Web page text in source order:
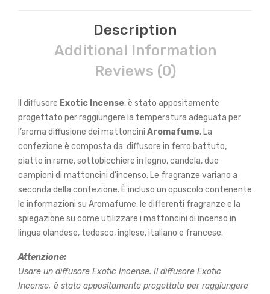
Description
Additional Information
Reviews (0)
Il diffusore Exotic Incense, è stato appositamente
progettato per raggiungere la temperatura adeguata per
l’aroma diffusione dei mattoncini Aromafume. La
confezione è composta da: diffusore in ferro battuto,
piatto in rame, sottobicchiere in legno, candela, due
campioni di mattoncini d’incenso. Le fragranze variano a
seconda della confezione. È incluso un opuscolo contenente
le informazioni su Aromafume, le differenti fragranze e la
spiegazione su come utilizzare i mattoncini di incenso in
lingua olandese, tedesco, inglese, italiano e francese.
Attenzione:
Usare un diffusore Exotic Incense. Il diffusore Exotic
Incense, è stato appositamente progettato per raggiungere